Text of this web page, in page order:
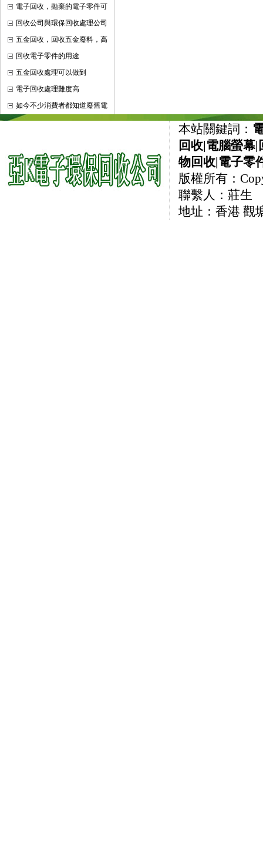
電子回收，拋棄的電子零件可
回收公司與環保回收處理公司
五金回收，回收五金廢料，高
回收電子零件的用途
五金回收處理可以做到
電子回收處理難度高
如今不少消費者都知道廢舊電
本站關鍵詞：
回收|電腦螢幕|
物回收|電子零
版權所有：
聯繫人：莊生
地址：香港 觀